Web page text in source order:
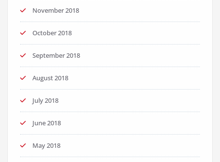
November 2018
October 2018
September 2018
August 2018
July 2018
June 2018
May 2018